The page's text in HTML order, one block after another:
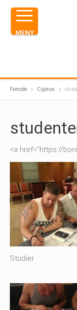
Forside Cyprus
<a href="https://
Studier
MENY